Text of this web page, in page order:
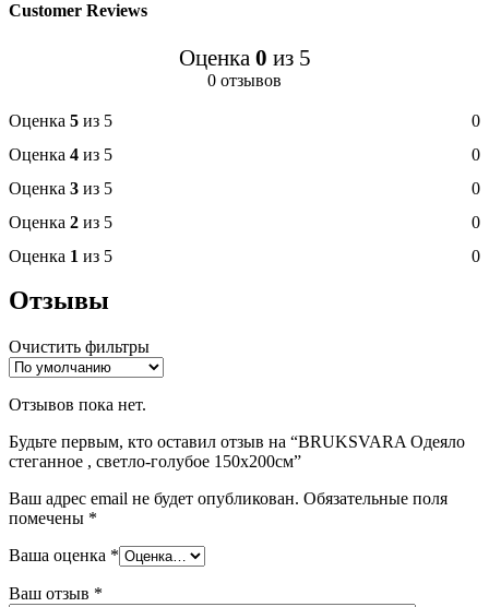
Customer Reviews
Оценка 0 из 5
0 отзывов
Оценка 5 из 5
0
Оценка 4 из 5
0
Оценка 3 из 5
0
Оценка 2 из 5
0
Оценка 1 из 5 0
Отзывы
Очистить фильтры
Отзывов пока нет.
Будьте первым, кто оставил отзыв на “BRUKSVARA Одеяло
стеганное , светло-голубое 150х200см”
Ваш адрес email не будет опубликован. Обязательные поля
помечены *
Ваша оценка *
Ваш отзыв *